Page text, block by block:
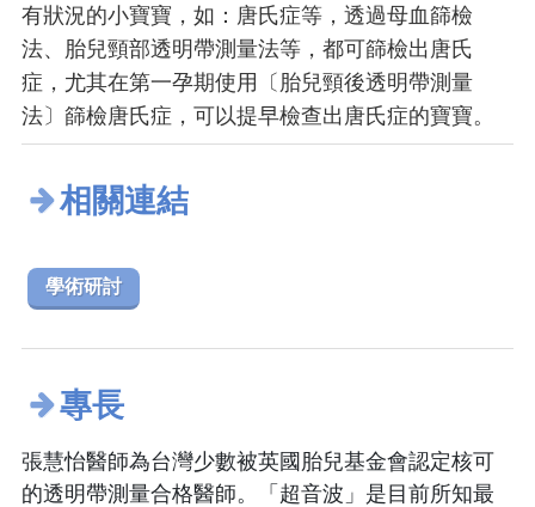
有狀況的小寶寶，如：唐氏症等，透過母血篩檢
法、胎兒頸部透明帶測量法等，都可篩檢出唐氏
症，尤其在第一孕期使用〔胎兒頸後透明帶測量
法〕篩檢唐氏症，可以提早檢查出唐氏症的寶寶。
相關連結
學術研討
專長
張慧怡醫師為台灣少數被英國胎兒基金會認定核可
的透明帶測量合格醫師。「超音波」是目前所知最